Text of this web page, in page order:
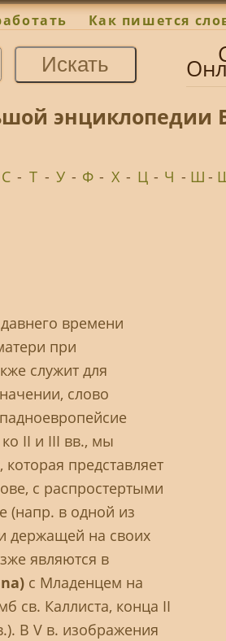
Как пишется
энциклопедии
С - Т - У - Ф - Х - Ц - Ч - Ш -
времени
при
служит для
слово
II и III вв., мы
представляет
с распростертыми
(напр. в одной из
держащей на своих
являются в
с Младенцем на
св. Каллиста, конца II
В V в. изображения